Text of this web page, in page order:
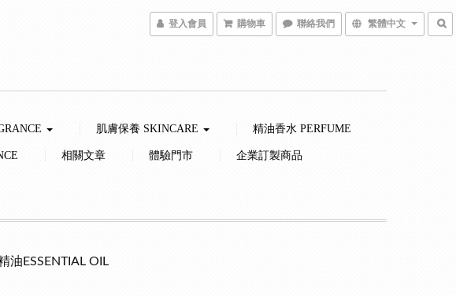
登入會員 購物車 聯絡我們 繁體中文
肌膚保養 SKINCARE 精油香水 PERFUME
相關文章 體驗門市 企業訂製商品
油ESSENTIAL OIL